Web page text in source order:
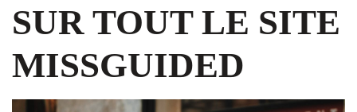
SUR TOUT LE SITE
MISSGUIDED